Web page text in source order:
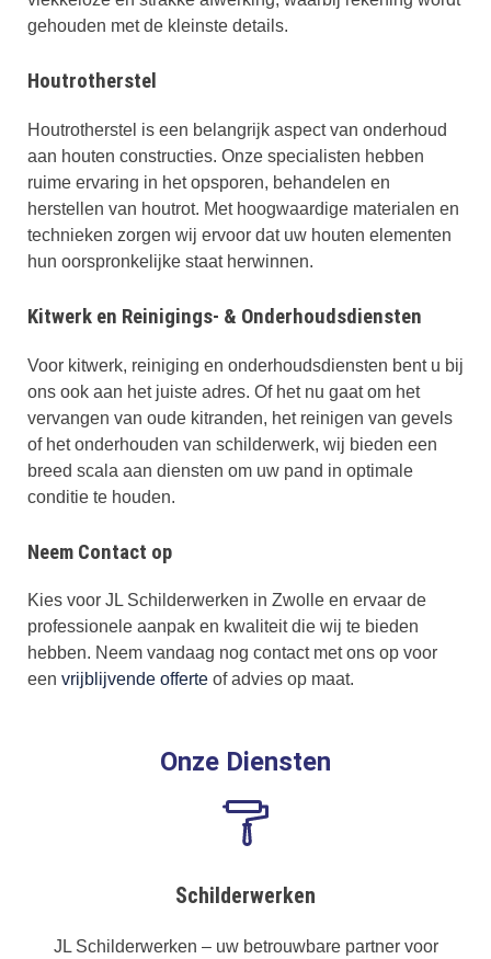
gehouden met de kleinste details.
Houtrotherstel
Houtrotherstel is een belangrijk aspect van onderhoud
aan houten constructies. Onze specialisten hebben
ruime ervaring in het opsporen, behandelen en
herstellen van houtrot. Met hoogwaardige materialen en
technieken zorgen wij ervoor dat uw houten elementen
hun oorspronkelijke staat herwinnen.
Kitwerk en Reinigings- & Onderhoudsdiensten
Voor kitwerk, reiniging en onderhoudsdiensten bent u bij
ons ook aan het juiste adres. Of het nu gaat om het
vervangen van oude kitranden, het reinigen van gevels
of het onderhouden van schilderwerk, wij bieden een
breed scala aan diensten om uw pand in optimale
conditie te houden.
Neem Contact op
Kies voor JL Schilderwerken in Zwolle en ervaar de
professionele aanpak en kwaliteit die wij te bieden
hebben. Neem vandaag nog contact met ons op voor
een vrijblijvende offerte of advies op maat.
Onze Diensten
Schilderwerken
JL Schilderwerken – uw betrouwbare partner voor